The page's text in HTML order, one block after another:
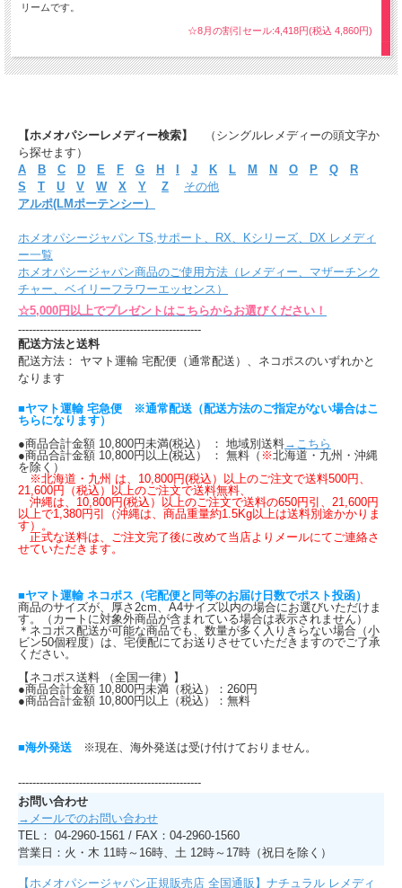
リームです。
☆8月の割引セール:4,418円(税込 4,860円)
【ホメオパシーレメディー検索】
（シングルレメディーの頭文字か
ら探せます）
A
B C D E F G H J K L M N O P Q
R
S
T U V W X Y Z
その他
アルポ(LMポーテンシー）
ホメオパシージャパン TS,サポート、RX、Kシリーズ、DX レメディ
ー一覧
ホメオパシージャパン商品のご使用方法（レメディー、マザーチンク
チャー、ベイリーフラワーエッセンス）
☆5,000円以上でプレゼントはこちらからお選びください！
---------------------------------------------------
配送方法と送料
配送方法： ヤマト運輸 宅配便（通常配送）、ネコポスのいずれかと
なります
■ヤマト運輸 宅急便 ※通常配送（配送方法のご指定がない場合はこ
ちらになります）
●商品合計金額 10,800円未満(税込） ： 地域別送料→こちら
●商品合計金額 10,800円以上(税込） ： 無料（ ※北海道・九州・沖縄
を除く）
※北海道・九州 は、10,800円(税込）以上のご注文で送料500円、
21,600円（税込）以上のご注文で送料無料、
沖縄は、10,800円(税込）以上のご注文で送料の650円引、21,600円
以上で1,380円引（沖縄は、商品重量約1.5Kg以上は送料別途かかりま
す）。
正式な送料は、ご注文完了後に改めて当店よりメールにてご連絡さ
せていただきます。
■ヤマト運輸 ネコポス（宅配便と同等のお届け日数でポスト投函）
商品のサイズが、厚さ2cm、A4サイズ以内の場合にお選びいただけま
す。（カートに対象外商品が含まれている場合は表示されません）
＊ネコポス配送が可能な商品でも、数量が多く入りきらない場合（小
ビン50個程度）は、宅便配にてお送りさせていただきますのでご了承
ください。
【ネコポス送料 （全国一律）】
●商品合計金額 10,800円未満（税込）：260円
●商品合計金額 10,800円以上（税込）：無料
■海外発送 ※現在、海外発送は受け付けておりません。
---------------------------------------------------
お問い合わせ
→メールでのお問い合わせ
TEL： 04-2960-1561 / FAX：04-2960-1560
営業日：火・木 11時～16時、土 12時～17時（祝日を除く）
【ホメオパシージャパン正規販売店 全国通販】ナチュラル レメディ